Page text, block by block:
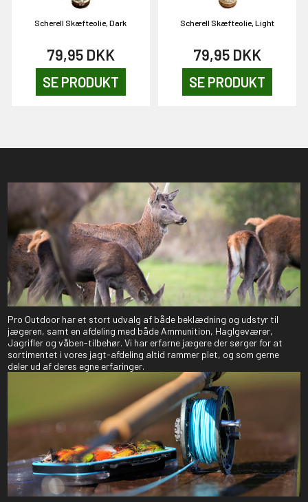
Scherell Skæfteolie, Dark
79,95 DKK
SE PRODUKT
Scherell Skæfteolie, Light
79,95 DKK
SE PRODUKT
Pro Outdoor har et stort udvalg af både beklædning og udstyr til
jægeren, samt en afdeling med både Ammunition, Haglgeværer,
Jagrifler og våben-tilbehør. Vi har erfarne jægere der sørger for at
sortimentet i vores jagt-afdeling altid rammer plet, og som gerne
deler ud af deres egne erfaringer.